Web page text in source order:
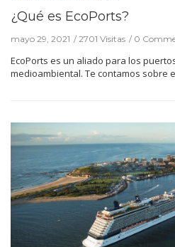
¿Qué es EcoPorts?
mayo 29, 2021 2701 Visitas 0
EcoPorts es un aliado para los
medioambiental. Te contamos sobre